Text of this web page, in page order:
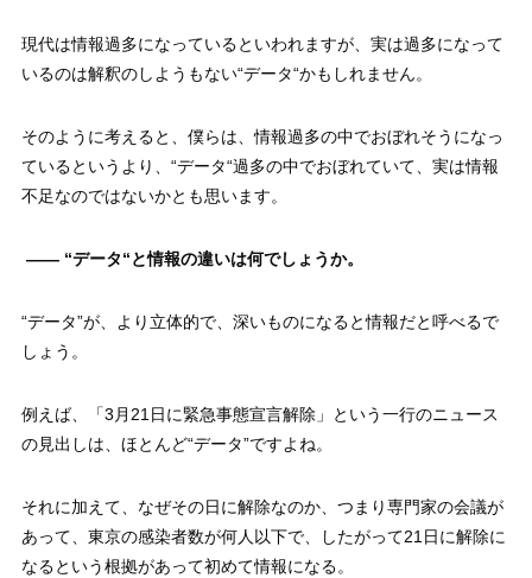
現代は情報過多になっているといわれますが、実は過多になって
いるのは解釈のしようもない“データ“かもしれません。
そのように考えると、僕らは、情報過多の中でおぼれそうになっ
ているというより、“データ“過多の中でおぼれていて、実は情報
不足なのではないかとも思います。
—— “データ“と情報の違いは何でしょうか。
“データ”が、より立体的で、深いものになると情報だと呼べるで
しょう。
例えば、「3月21日に緊急事態宣言解除」という一行のニュース
の見出しは、ほとんど“データ”ですよね。
それに加えて、なぜその日に解除なのか、つまり専門家の会議が
あって、東京の感染者数が何人以下で、したがって21日に解除に
なるという根拠があって初めて情報になる。